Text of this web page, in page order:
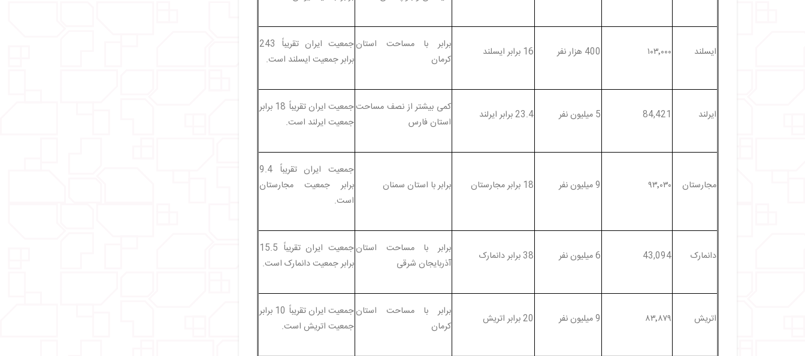
ایسلند ۱۰۳٬۰۰۰ 400 هزار نفر 16 برابر ایسلند
برابر با مساحت استان
کرمان
جمعیت ایران تقریباً 243
برابر جمعیت ایسلند است.
ایرلند 84,421 5 میلیون نفر 23.4 برابر ایرلند
کمی بیشتر از نصف مساحت
استان فارس
جمعیت ایران تقریباً 18 برابر
جمعیت ایرلند است.
مجارستان ۹۳٬۰۳۰ 9 میلیون نفر 18 برابر مجارستان برابر با استان سمنان
جمعیت ایران تقریباً 9.4
برابر جمعیت مجارستان
است.
دانمارک 43,094 6 میلیون نفر 38 برابر دانمارک
برابر با مساحت استان
آذربایجان شرقی
جمعیت ایران تقریباً 15.5
برابر جمعیت دانمارک است.
اتریش ۸۳٬۸۷۹ 9 میلیون نفر 20 برابر اتریش
برابر با مساحت استان
کرمان
جمعیت ایران تقریباً 10 برابر
جمعیت اتریش است.